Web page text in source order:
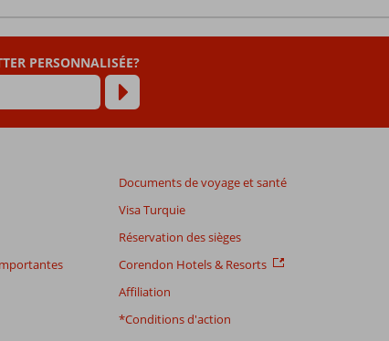
PERSONNALISÉE?
Documents de voyage et santé
Visa Turquie
Réservation des sièges
Corendon Hotels & Resorts
Affiliation
*Conditions d'action